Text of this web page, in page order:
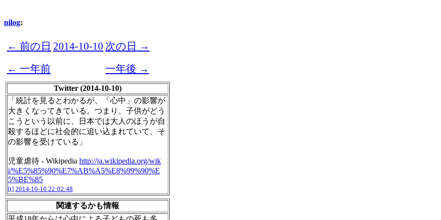
nilog:
← 前の日 2014-10-10 次の日 →
← 一年前
一年後 →
Twitter (2014-10-10)
「統計を見るとわかるが、「心中」の影響が
大きくなってきている。つまり、子供がどう
こうという以前に、日本では大人のほうが自
殺するほどに社会的に追い込まれていて、そ
の影響を受けている」
児童虐待 - Wikipedia http://ja.wikipedia.org/wik
i/%E5%85%90%E7%AB%A5%E8%99%90%E
5%BE%85
[t] 2014-10-10 22:02:48
関連するかも情報